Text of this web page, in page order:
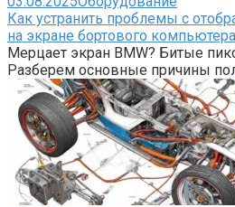
Как устранить проблемы с
на экране бортового
Мерцает экран BMW? Битые
Разберем основные причины